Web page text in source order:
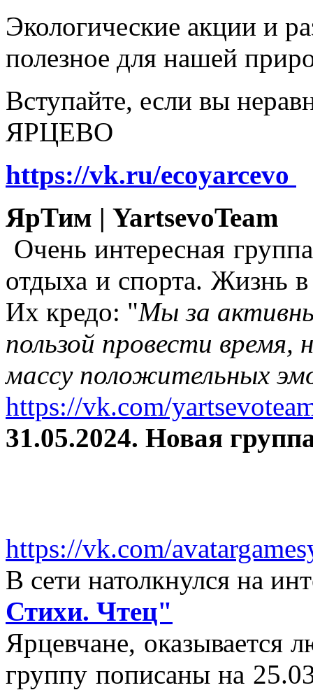
Экологические акции и
полезное для нашей
Вступайте, если вы
ЯРЦЕВО
https://vk.ru/ecoyarcevo
ЯрТим | YartsevoTeam
Очень интересная
отдыха и спорта. Жизнь
Их кредо: "Мы за
пользой провести время,
массу положительных
https://vk.com/
31.05.2024. Новая
https://vk.com/
В сети натолкнулся на
Стихи. Чтец"
Ярцевчане, оказывается
группу пописаны на